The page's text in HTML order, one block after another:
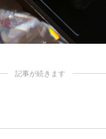
記事が続きます